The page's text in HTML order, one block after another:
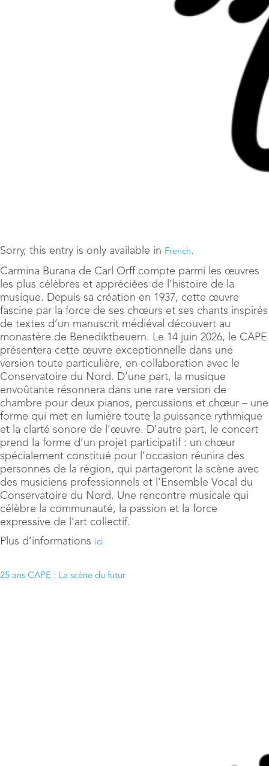
Sorry, this entry is only available in French.
Carmina Burana de Carl Orff compte parmi les œuvres
les plus célèbres et appréciées de l’histoire de la
musique. Depuis sa création en 1937, cette œuvre
fascine par la force de ses chœurs et ses chants inspirés
de textes d’un manuscrit médiéval découvert au
monastère de Benediktbeuern. Le 14 juin 2026, le CAPE
présentera cette œuvre exceptionnelle dans une
version toute particulière, en collaboration avec le
Conservatoire du Nord. D’une part, la musique
envoûtante résonnera dans une rare version de
chambre pour deux pianos, percussions et chœur – une
forme qui met en lumière toute la puissance rythmique
et la clarté sonore de l’œuvre. D’autre part, le concert
prend la forme d’un projet participatif : un chœur
spécialement constitué pour l’occasion réunira des
personnes de la région, qui partageront la scène avec
des musiciens professionnels et l’Ensemble Vocal du
Conservatoire du Nord. Une rencontre musicale qui
célèbre la communauté, la passion et la force
expressive de l’art collectif.
Plus d’informations ici
25 ans CAPE : La scène du futur